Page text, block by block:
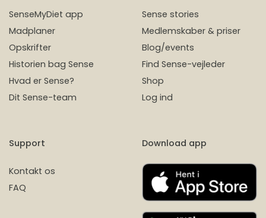
SenseMyDiet app
Madplaner
Opskrifter
Historien bag Sense
Hvad er Sense?
Dit Sense-team
Sense stories
Medlemskaber & priser
Blog/events
Find Sense-vejleder
Shop
Log ind
Support
Kontakt os
FAQ
Download app